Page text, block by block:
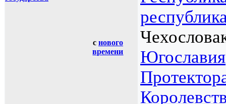
с нового
времени
Югославия